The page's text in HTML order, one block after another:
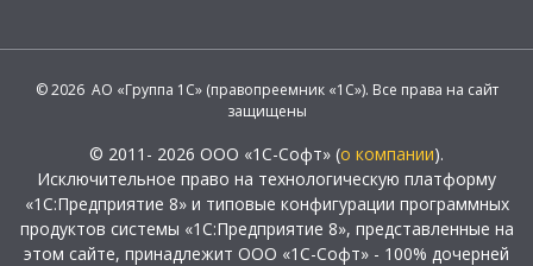
© 2026 АО «Группа 1С» (правопреемник «1С»). Все права на сайт
защищены
© 2011- 2026 ООО «1С-Софт» (о компании).
Исключительное право на технологическую платформу
«1С:Предприятие 8» и типовые конфигурации программных
продуктов системы «1С:Предприятие 8», представленные на
этом сайте, принадлежит ООО «1С-Софт» - 100% дочерней